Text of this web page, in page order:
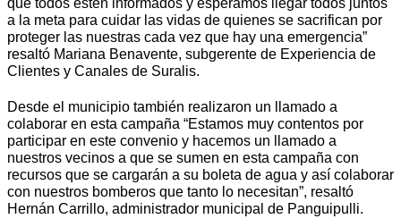
que todos estén informados y esperamos llegar todos juntos
a la meta para cuidar las vidas de quienes se sacrifican por
proteger las nuestras cada vez que hay una emergencia”
resaltó Mariana Benavente, subgerente de Experiencia de
Clientes y Canales de Suralis.
Desde el municipio también realizaron un llamado a
colaborar en esta campaña “Estamos muy contentos por
participar en este convenio y hacemos un llamado a
nuestros vecinos a que se sumen en esta campaña con
recursos que se cargarán a su boleta de agua y así colaborar
con nuestros bomberos que tanto lo necesitan”, resaltó
Hernán Carrillo, administrador municipal de Panguipulli.